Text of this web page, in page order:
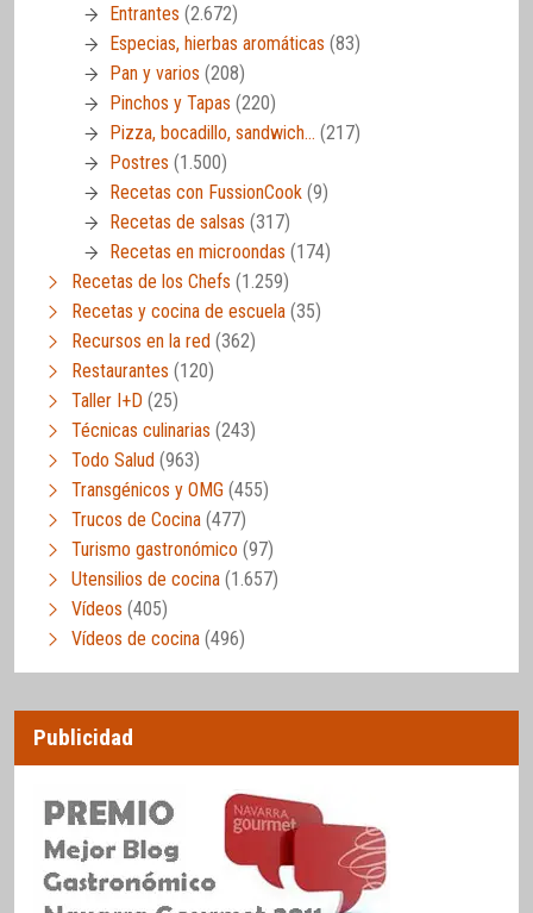
Entrantes (2.672)
Especias, hierbas aromáticas (83)
Pan y varios (208)
Pinchos y Tapas (220)
Pizza, bocadillo, sandwich… (217)
Postres (1.500)
Recetas con FussionCook (9)
Recetas de salsas (317)
Recetas en microondas (174)
Recetas de los Chefs (1.259)
Recetas y cocina de escuela (35)
Recursos en la red (362)
Restaurantes (120)
Taller I+D (25)
Técnicas culinarias (243)
Todo Salud (963)
Transgénicos y OMG (455)
Trucos de Cocina (477)
Turismo gastronómico (97)
Utensilios de cocina (1.657)
Vídeos (405)
Vídeos de cocina (496)
Publicidad